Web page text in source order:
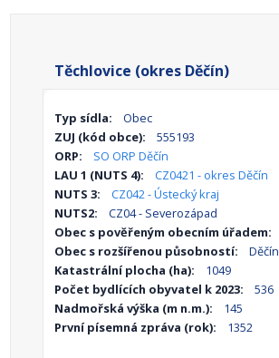
Těchlovice (okres Děčín)
Typ sídla:
Obec
ZUJ (kód obce):
555193
ORP:
SO ORP Děčín
LAU 1 (NUTS 4):
CZ0421 - okres Děčín
NUTS 3:
CZ042 - Ústecký kraj
NUTS2:
CZ04 - Severozápad
Obec s pověřeným obecním úřadem:
Obec s rozšířenou působností:
Děčín
Katastrální plocha (ha):
1049
Počet bydlících obyvatel k 2023:
536
Nadmořská výška (m n.m.):
145
První písemná zpráva (rok):
1352